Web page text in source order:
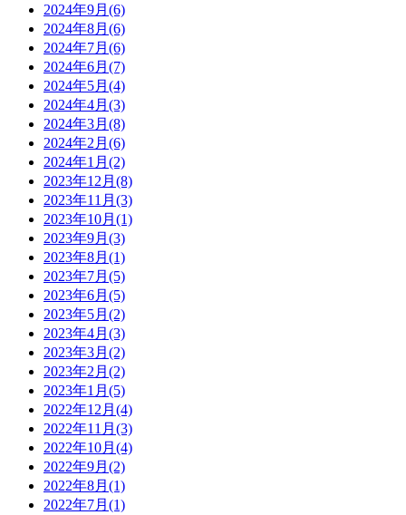
2024年9月(6)
2024年8月(6)
2024年7月(6)
2024年6月(7)
2024年5月(4)
2024年4月(3)
2024年3月(8)
2024年2月(6)
2024年1月(2)
2023年12月(8)
2023年11月(3)
2023年10月(1)
2023年9月(3)
2023年8月(1)
2023年7月(5)
2023年6月(5)
2023年5月(2)
2023年4月(3)
2023年3月(2)
2023年2月(2)
2023年1月(5)
2022年12月(4)
2022年11月(3)
2022年10月(4)
2022年9月(2)
2022年8月(1)
2022年7月(1)